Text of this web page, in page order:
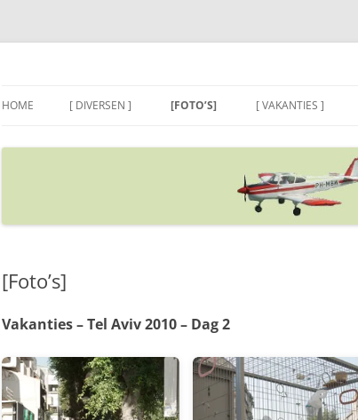
Ga
HOME [ DIVERSEN ] [FOTO’S] [ VAKANTIES ]
[Foto’s]
Vakanties – Tel Aviv 2010 – Dag 2